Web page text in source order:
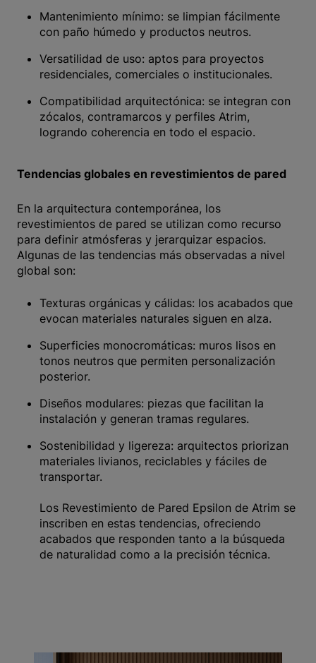
Mantenimiento mínimo: se limpian fácilmente
con paño húmedo y productos neutros.
Versatilidad de uso: aptos para proyectos
residenciales, comerciales o institucionales.
Compatibilidad arquitectónica: se integran con
zócalos, contramarcos y perfiles Atrim,
logrando coherencia en todo el espacio.
Tendencias globales en revestimientos de pared
En la arquitectura contemporánea, los
revestimientos de pared se utilizan como recurso
para definir atmósferas y jerarquizar espacios.
Algunas de las tendencias más observadas a nivel
global son:
Texturas orgánicas y cálidas: los acabados que
evocan materiales naturales siguen en alza.
Superficies monocromáticas: muros lisos en
tonos neutros que permiten personalización
posterior.
Diseños modulares: piezas que facilitan la
instalación y generan tramas regulares.
Sostenibilidad y ligereza: arquitectos priorizan
materiales livianos, reciclables y fáciles de
transportar.
Los Revestimiento de Pared Epsilon de Atrim se
inscriben en estas tendencias, ofreciendo
acabados que responden tanto a la búsqueda
de naturalidad como a la precisión técnica.